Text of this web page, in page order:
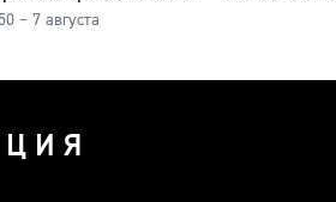
ювелиры
– 7 августа